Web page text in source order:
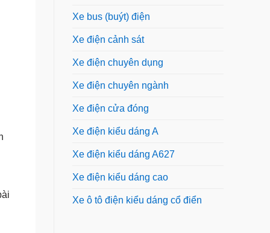
Xe bus (buýt) điện
Xe điện cảnh sát
Xe điện chuyên dụng
Xe điện chuyên ngành
Xe điện cửa đóng
Xe điện kiểu dáng A
Xe điện kiểu dáng A627
Xe điện kiểu dáng cao
Xe ô tô điện kiểu dáng cổ điển